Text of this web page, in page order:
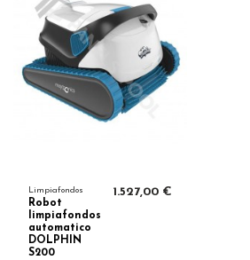
Limpiafondos
Robot
limpiafondos
automatico
DOLPHIN
S200
1.527,00 €